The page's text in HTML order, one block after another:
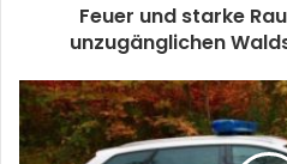
Feuer und starke
unzugänglichen